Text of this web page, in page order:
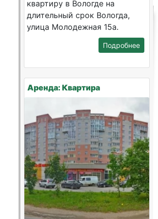
квартиру в Вологде на
длительный срок Вологда,
улица Молодежная 15а.
Подробнее
Аренда: Квартира